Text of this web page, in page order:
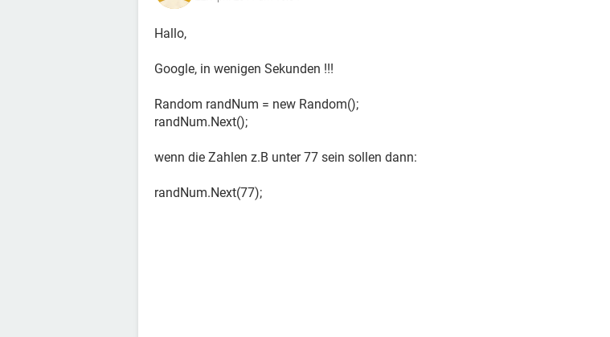
Hallo,
Google, in wenigen Sekunden !!!
Random randNum = new Random();
randNum.Next();
wenn die Zahlen z.B unter 77 sein sollen dann:
randNum.Next(77);